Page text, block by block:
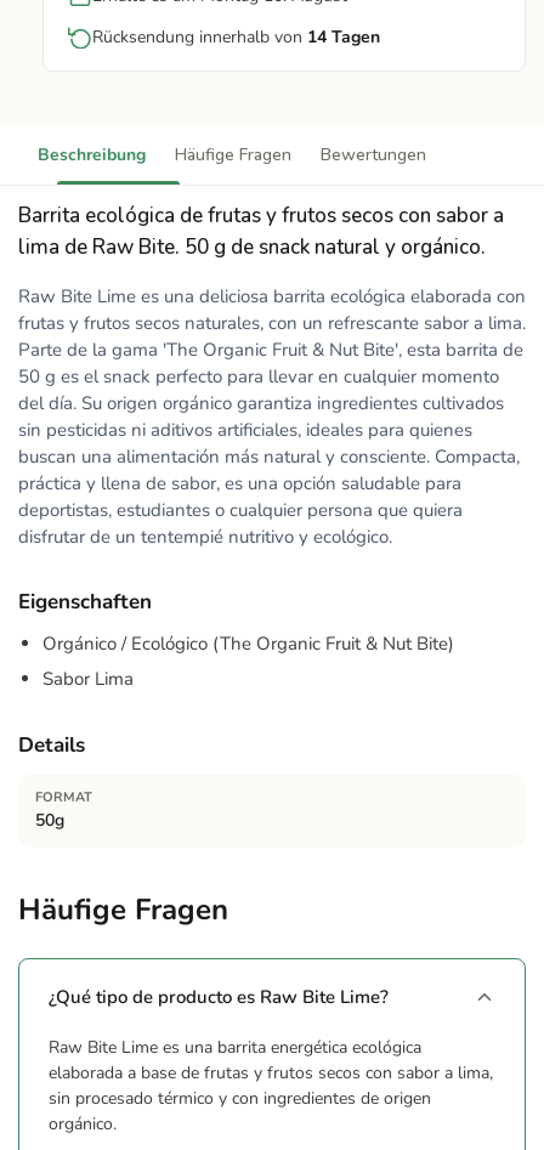
Rücksendung innerhalb von 14 Tagen
Beschreibung Häufige Fragen Bewertungen
Barrita ecológica de frutas y frutos secos con sabor a
lima de Raw Bite. 50 g de snack natural y orgánico.
Raw Bite Lime es una deliciosa barrita ecológica elaborada con
frutas y frutos secos naturales, con un refrescante sabor a lima.
Parte de la gama 'The Organic Fruit & Nut Bite', esta barrita de
50 g es el snack perfecto para llevar en cualquier momento
del día. Su origen orgánico garantiza ingredientes cultivados
sin pesticidas ni aditivos artificiales, ideales para quienes
buscan una alimentación más natural y consciente. Compacta,
práctica y llena de sabor, es una opción saludable para
deportistas, estudiantes o cualquier persona que quiera
disfrutar de un tentempié nutritivo y ecológico.
Eigenschaften
Orgánico / Ecológico (The Organic Fruit & Nut Bite)
Sabor Lima
Details
FORMAT
50g
Häufige Fragen
¿Qué tipo de producto es Raw Bite Lime?
Raw Bite Lime es una barrita energética ecológica
elaborada a base de frutas y frutos secos con sabor a lima,
sin procesado térmico y con ingredientes de origen
orgánico.